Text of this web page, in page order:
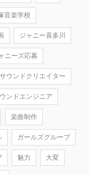
音楽学校
ジャニー喜多川
ニーズ応募
サウンドクリエイター
ンドエンジニア
楽曲制作
ガールズグループ
魅力 大変